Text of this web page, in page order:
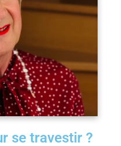
se travestir ?